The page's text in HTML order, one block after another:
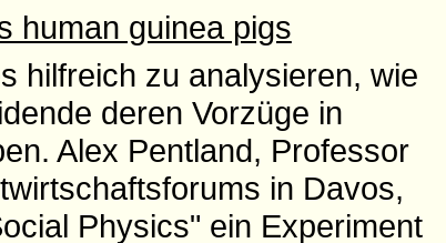
human guinea pigs
hilfreich zu analysieren, wie
deren Vorzüge in
Alex Pentland, Professor
in Davos,
Physics" ein Experiment